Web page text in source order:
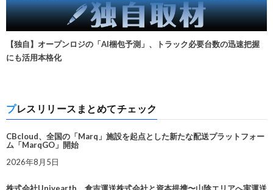
【独自】オープンロジの「AI梱包予測」、トラック必要台数の迅速把握
にも活用本格化
プレスリリースまとめてチェック
CBcloud、全国の「Marq」施設を起点とした新たな配送プラットフォー
ム「MarqGO」開始
2026年8月5日